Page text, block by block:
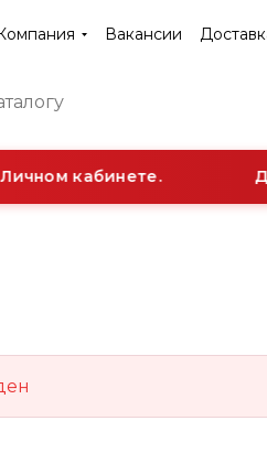
Вакансии
кабинете.